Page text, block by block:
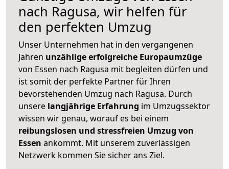
nach Ragusa, wir helfen für
den perfekten Umzug
Unser Unternehmen hat in den vergangenen
Jahren unzählige erfolgreiche Europaumzüge
von Essen nach Ragusa mit begleiten dürfen und
ist somit der perfekte Partner für Ihren
bevorstehenden Umzug nach Ragusa. Durch
unsere langjährige Erfahrung im Umzugssektor
wissen wir genau, worauf es bei einem
reibungslosen und stressfreien Umzug von
Essen ankommt. Mit unserem zuverlässigen
Netzwerk kommen Sie sicher ans Ziel.